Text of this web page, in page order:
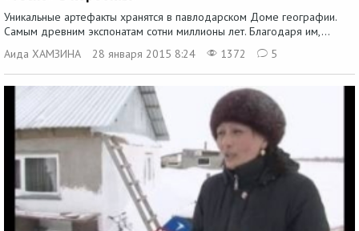
Уникальные артефакты хранятся в павлодарском Доме географии.
Самым древним экспонатам сотни миллионы лет. Благодаря им,...
Аида ХАМЗИНА
28 января 2015 8:24 1372 5